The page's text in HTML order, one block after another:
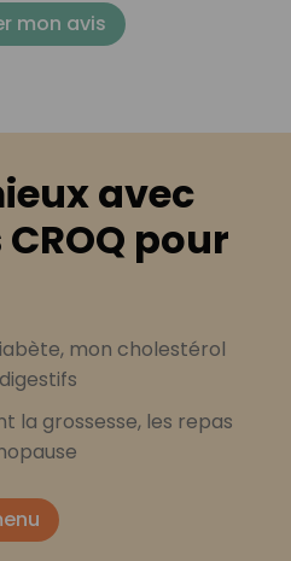
mon avis
avec
pour
mon cholestérol
la grossesse, les repas